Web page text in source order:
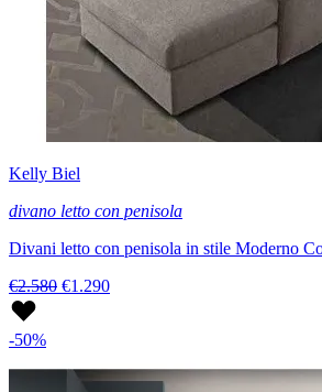
Kelly Biel
divano letto con penisola
Divani letto con penisola in stile Moderno
€2.580 €1.290
-50%